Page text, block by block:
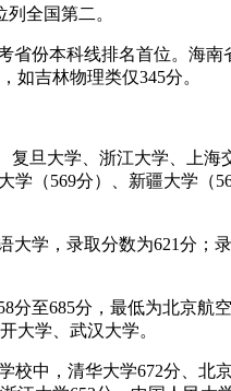
全国第二。
省份本科线排名首位。海
如吉林物理类仅345分。
复旦大学、浙江大学、上
学（569分）、新疆大学
大学，录取分数为621分；
分至685分，最低为北京
大学、武汉大学。
校中，清华大学672分、